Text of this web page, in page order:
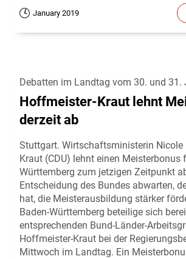
January 2019
Debatten im Landtag vom 30. und 31.
Hoffmeister-Kraut lehnt
derzeit ab
Stuttgart. Wirtschaftsministerin Nicole
Kraut (CDU) lehnt einen Meisterbonus
Württemberg zum jetzigen Zeitpunkt
Entscheidung des Bundes abwarten,
hat, die Meisterausbildung stärker
Baden-Württemberg beteilige sich
entsprechenden Bund-Länder-
Hoffmeister-Kraut bei der
Mittwoch im Landtag. Ein